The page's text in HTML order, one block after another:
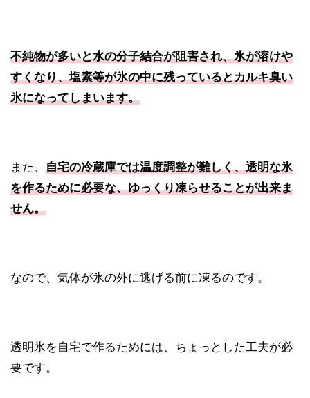
不純物が多いと水の分子結合が阻害され、氷が溶けや
すくなり、塩素等が氷の中に残っているとカルキ臭い
氷になってしまいます。
また、 自宅の冷蔵庫では温度調整が難しく、透明な氷
を作るために必要な、ゆっくり凍らせることが出来ま
せん。
なので、気体が氷の外に逃げる前に凍るのです。
透明氷を自宅で作るためには、ちょっとした工夫が必
要です。